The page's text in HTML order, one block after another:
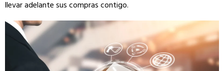
llevar adelante sus compras contigo.